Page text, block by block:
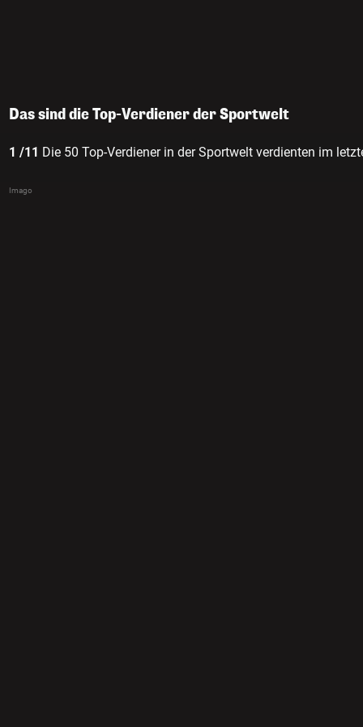
Das sind die Top-Verdiener der Sportwelt
1 /11 Die 50 Top-Verdiener in der Sportwelt verdienten im
Imago